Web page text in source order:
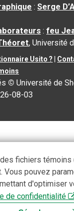
:Serge
:feu
, Université
Usito ? |
© Université de
08-03
fichiers témoins
Vous pouvez
d'optimiser
de confidentialité